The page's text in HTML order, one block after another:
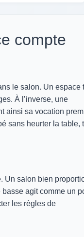
compte
le salon. Un espace
À l’inverse, une
ainsi sa vocation
sans heurter la table,
Un salon bien
agit comme un
les règles de